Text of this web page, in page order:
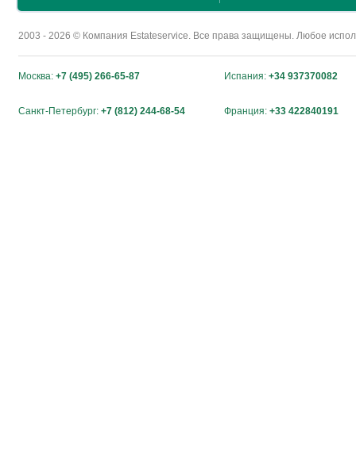
2003 - 2026 © Компания Estateservice. Все права защищены. Любое
Москва: +7 (495) 266-65-87 Испания: +34 937370082
Санкт-Петербург: +7 (812) 244-68-54 Франция: +33 422840191